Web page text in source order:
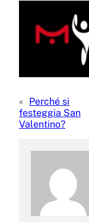
« Perché si
festeggia San
Valentino?